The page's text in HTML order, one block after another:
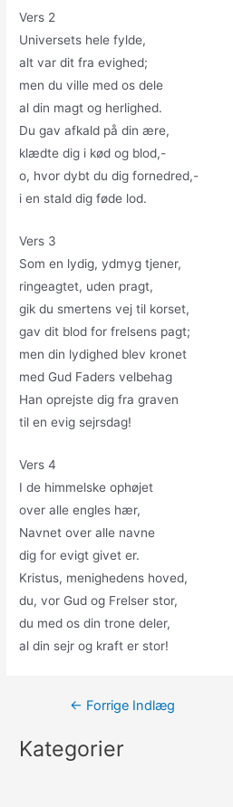
Vers 2
Universets hele fylde,
alt var dit fra evighed;
men du ville med os dele
al din magt og herlighed.
Du gav afkald på din ære,
klædte dig i kød og blod,-
o, hvor dybt du dig fornedred,-
i en stald dig føde lod.
Vers 3
Som en lydig, ydmyg tjener,
ringeagtet, uden pragt,
gik du smertens vej til korset,
gav dit blod for frelsens pagt;
men din lydighed blev kronet
med Gud Faders velbehag
Han oprejste dig fra graven
til en evig sejrsdag!
Vers 4
I de himmelske ophøjet
over alle engles hær,
Navnet over alle navne
dig for evigt givet er.
Kristus, menighedens hoved,
du, vor Gud og Frelser stor,
du med os din trone deler,
al din sejr og kraft er stor!
Indlægsnavigation
← Forrige Indlæg
Kategorier